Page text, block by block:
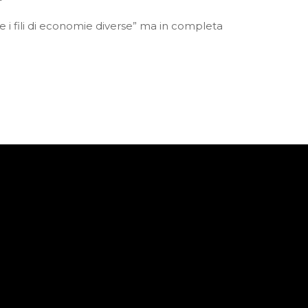
i fili di economie diverse” ma in completa